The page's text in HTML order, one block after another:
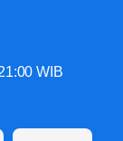
WIB